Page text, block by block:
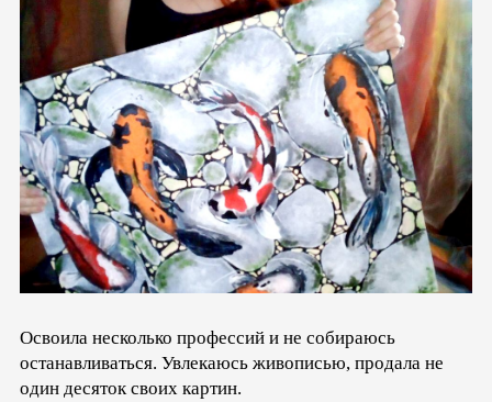
Освоила несколько профессий и не собираюсь
останавливаться. Увлекаюсь живописью, продала не
один десяток своих картин.